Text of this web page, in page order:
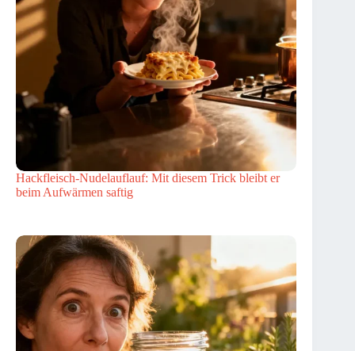
Hackfleisch-Nudelauflauf: Mit diesem Trick bleibt er
beim Aufwärmen saftig